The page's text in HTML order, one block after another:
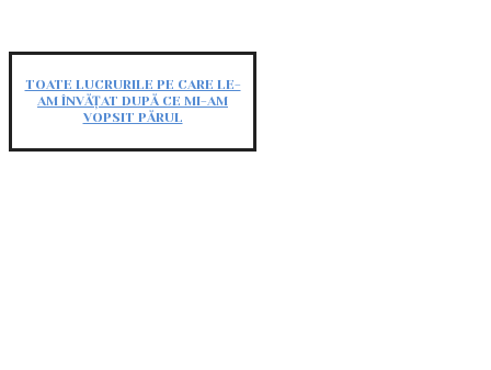
TOATE LUCRURILE PE CARE LE-
AM ÎNVĂȚAT DUPĂ CE MI-AM
VOPSIT PĂRUL